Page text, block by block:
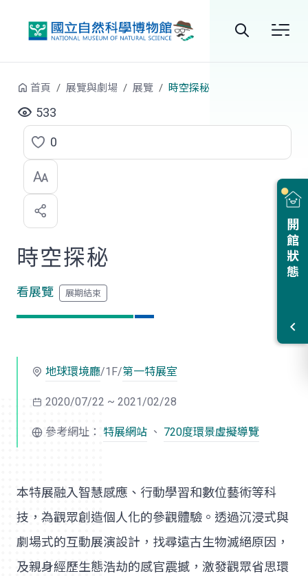
尋
開館狀態
首頁 展覽與劇場 展覽 時空探秘
533
點
選
喜
歡
0
時空探秘
看展覽
地球環境廳/1F/第一特展室
2020/07/22 ~ 2021/02/28
參考網址： 特展網站 、 720度環景虛擬導覽
本特展融入智慧感應、行動學習和數位藝術等科
技，為觀眾創造個人化的參觀體驗。透過沉浸式與
劇場式的互動展演設計，找尋遠古生物滅絕原因，
及親身經歷生態浩劫的感官震撼，激發觀眾省思環